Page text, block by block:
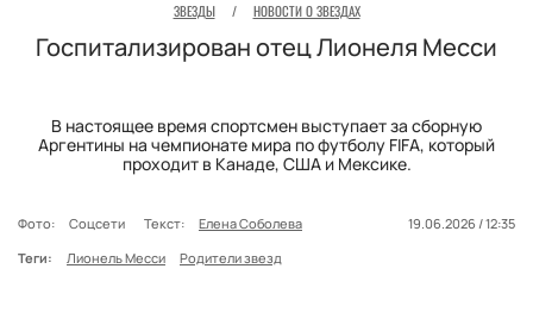
ЗВЕЗДЫ / НОВОСТИ О ЗВЕЗДАХ
Госпитализирован отец Лионеля Месси
В настоящее время спортсмен выступает за сборную
Аргентины на чемпионате мира по футболу FIFA, который
проходит в Канаде, США и Мексике.
Фото: Соцсети Текст: Елена Соболева
19.06.2026 / 12:35
Теги:
Лионель Месси Родители звезд